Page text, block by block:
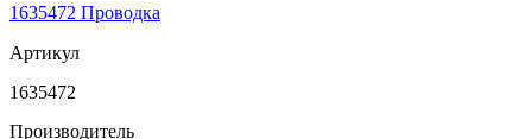
1635472 Проводка
Артикул
1635472
Производитель